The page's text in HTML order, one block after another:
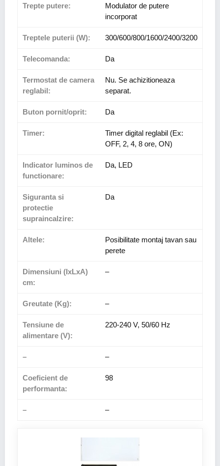
Trepte putere:
Modulator de putere
incorporat
Treptele puterii (W): 300/600/800/1600/2400/3200
Telecomanda: Da
Termostat de camera
reglabil:
Nu. Se achizitioneaza
separat.
Buton pornit/oprit: Da
Timer:
Timer digital reglabil (Ex:
OFF, 2, 4, 8 ore, ON)
Indicator luminos de
functionare:
Da, LED
Siguranta si
protectie
supraincalzire:
Da
Altele:
Posibilitate montaj tavan sau
perete
Dimensiuni (IxLxA)
cm:
–
Greutate (Kg): –
Tensiune de
alimentare (V):
220-240 V, 50/60 Hz
– –
Coeficient de
performanta:
98
– –